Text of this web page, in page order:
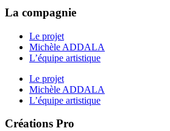
La compagnie
Le projet
Michèle ADDALA
L’équipe artistique
Le projet
Michèle ADDALA
L’équipe artistique
Créations Pro